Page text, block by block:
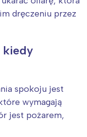
dręczeniu przez
kiedy
spokoju jest
wymagają
jest pożarem,